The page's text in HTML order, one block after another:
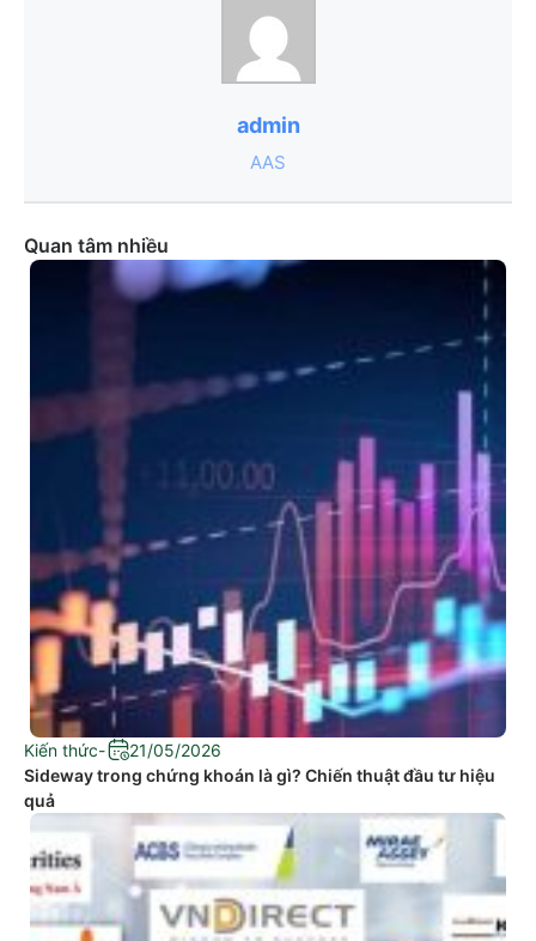
admin
AAS
Quan tâm nhiều
Kiến thức-
21/05/2026
Sideway trong chứng khoán là gì? Chiến thuật đầu tư hiệu
quả